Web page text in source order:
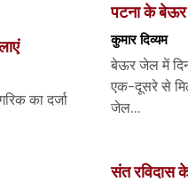
का दर्जा
पटना के
कुमार दिव्यम
बेऊर जेल में
एक-दूसरे से
जेल...
संत रविदास